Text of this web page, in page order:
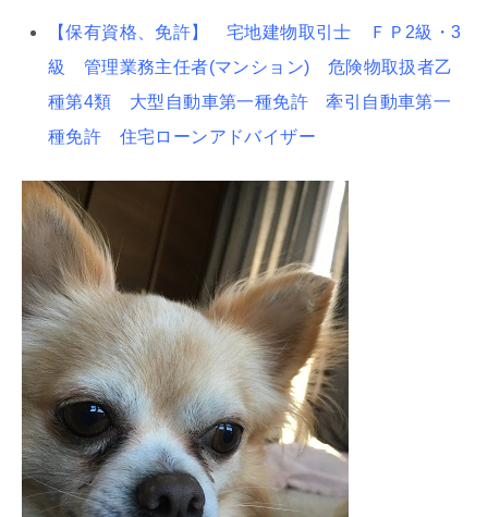
【保有資格、免許】 宅地建物取引士 ＦＰ2級・3
級 管理業務主任者(マンション) 危険物取扱者乙
種第4類 大型自動車第一種免許 牽引自動車第一
種免許 住宅ローンアドバイザー